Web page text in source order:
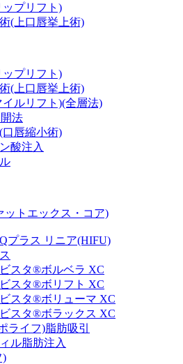
ップリフト)
(上口唇挙上術)
ップリフト)
(上口唇挙上術)
イルリフト)(全層法)
法
(口唇縮小術)
酸注入
ットエックス・コア)
プラス リニア(HIFU)
スタ®ボルベラ XC
スタ®ボリフト XC
スタ®ボリューマ XC
スタ®ボラックス XC
ライフ)脂肪吸引
ル脂肪注入
)